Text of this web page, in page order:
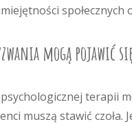
społecznych
mogą pojawić
psychologicznej terapii
muszą stawić